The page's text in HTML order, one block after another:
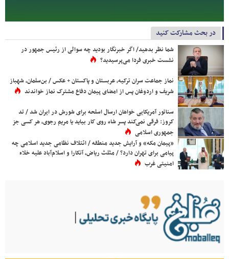
در بحث مشارکت کنید
شما نظر بدهید/ اگر خبرنگار بودید چه سوالی از رئیس جمهور در
نشست خبری فردا می‌پرسیدید؟
نماز جماعت سران ترکیه، عربستان و پاکستان + عکس / بن‌سلمان، شهباز
شریف و اردوغان پس از امضای پیمان دفاع مشترک نماز خواندند
سناتور آمریکایی خواهان ارسال اسلحه برای شورش در ایران شد / تد
کروز: فرقی نمی‌کند پسر شاه روی کار بیاید یا مریم رجوی، هر کسی جز
جمهوری اسلامی
«پیمان مکه» و آرایش جدید منطقه / ائتلاف نظامی جدید اسلامی چه
پیامی برای تهران دارد؟ / مثلث ریاض، آنکارا و اسلام‌آباد علیه خلاء
امنیتی غرب